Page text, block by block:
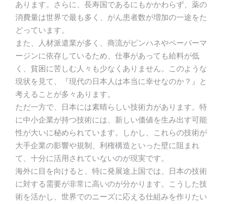
あります。さらに、長寿国であるにもかかわらず、薬の
消費量は世界で最も多く、がん患者数が増加の一途をた
どっています。
また、人材派遣業が多く、商流がピンハネやペーパーマ
ージンに依存しているため、仕事があっても給料が低
く、貧困に苦しむ人々も少なくありません。このような
現状を見て、『現代の日本人は本当に幸せなのか？』と
考えることが多々あります。
ただ一方で、日本には素晴らしい技術力があります。特
に中小企業が持つ技術には、新しい価値を生み出す可能
性が大いに秘められています。しかし、これらの技術が
大手企業の影響や規制、利権構造といった壁に阻まれ
て、十分に活用されていないのが現実です。
海外に目を向けると、特に発展途上国では、日本の技術
に対する需要が非常に高いのが分かります。こうした技
術を活かし、世界でのニーズに応える仕組みを作りたい